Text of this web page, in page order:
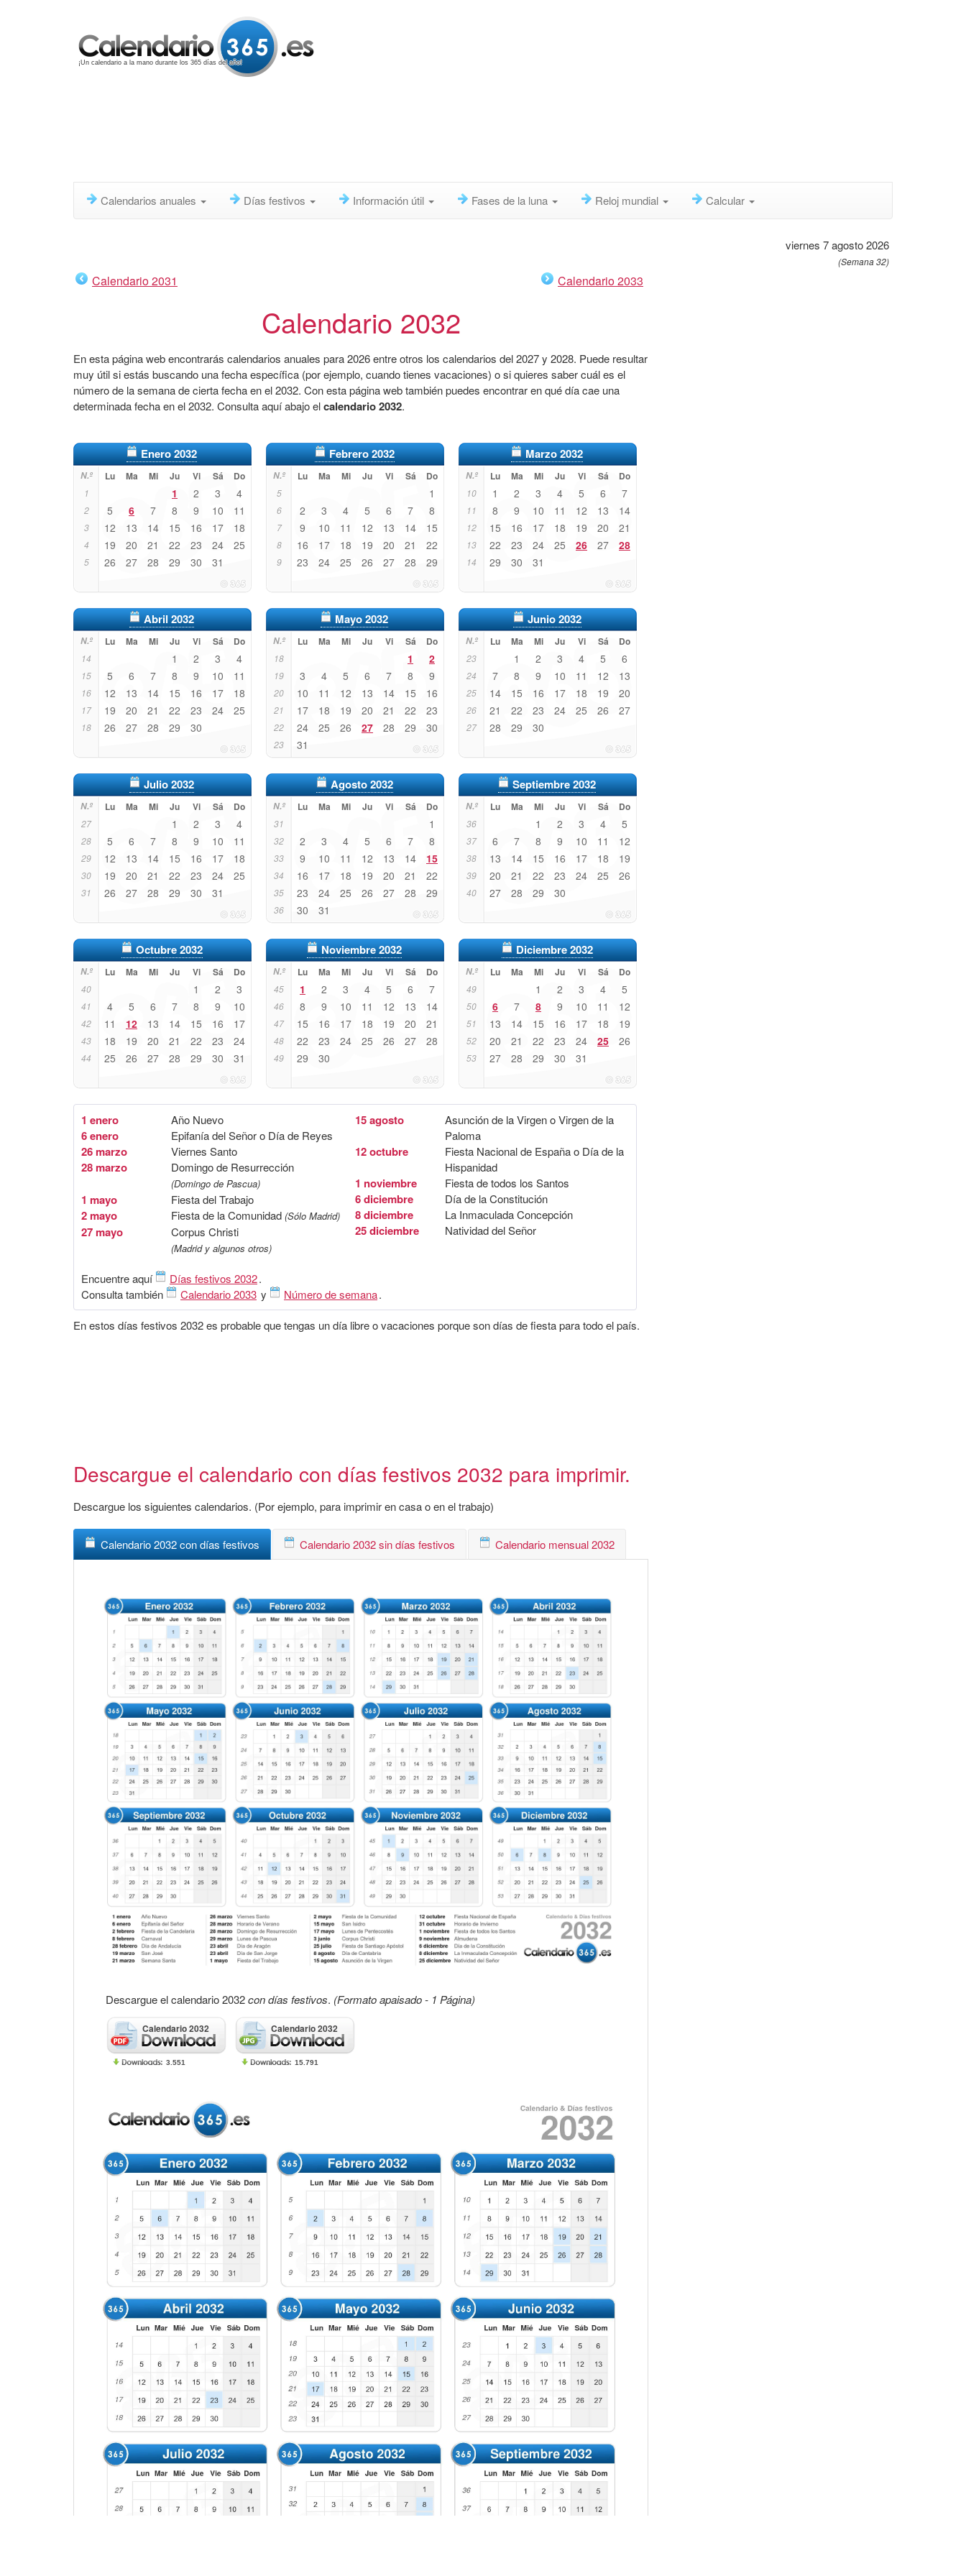
¡Un calendario a la mano durante los 365 días del año!
Calendarios anuales Días festivos Información útil Fases de la luna Reloj mundial Calcular
viernes 7 agosto 2026
(Semana 32)
Calendario 2031 Calendario 2033
Calendario 2032
En esta página web encontrarás calendarios anuales para 2026 entre otros los calendarios del 2027 y 2028. Puede resultar
muy útil si estás buscando una fecha específica (por ejemplo, cuando tienes vacaciones) o si quieres saber cuál es el
número de la semana de cierta fecha en el 2032. Con esta página web también puedes encontrar en qué día cae una
determinada fecha en el 2032. Consulta aquí abajo elcalendario 2032.
Enero 2032
N.º Lu Ma Mi Ju Vi Sá Do
1 1 2 3 4
2 5 6 7 8 9 10 11
3 12 13 14 15 16 17 18
4 19 20 21 22 23 24 25
5 26 27 28 29 30 31
Febrero 2032
N.º Lu Ma Mi Ju Vi Sá Do
5 1
6 2 3 4 5 6 7 8
7 9 10 11 12 13 14 15
8 16 17 18 19 20 21 22
9 23 24 25 26 27 28 29
Marzo 2032
N.º Lu Ma Mi Ju Vi Sá Do
10 1 2 3 4 5 6 7
11 8 9 10 11 12 13 14
12 15 16 17 18 19 20 21
13 22 23 24 25 26 27 28
14 29 30 31
Abril 2032
N.º Lu Ma Mi Ju Vi Sá Do
14 1 2 3 4
15 5 6 7 8 9 10 11
16 12 13 14 15 16 17 18
17 19 20 21 22 23 24 25
18 26 27 28 29 30
Mayo 2032
N.º Lu Ma Mi Ju Vi Sá Do
18 1 2
19 3 4 5 6 7 8 9
20 10 11 12 13 14 15 16
21 17 18 19 20 21 22 23
22 24 25 26 27 28 29 30
23 31
Junio 2032
N.º Lu Ma Mi Ju Vi Sá Do
23 1 2 3 4 5 6
24 7 8 9 10 11 12 13
25 14 15 16 17 18 19 20
26 21 22 23 24 25 26 27
27 28 29 30
Julio 2032
N.º Lu Ma Mi Ju Vi Sá Do
27 1 2 3 4
28 5 6 7 8 9 10 11
29 12 13 14 15 16 17 18
30 19 20 21 22 23 24 25
31 26 27 28 29 30 31
Agosto 2032
N.º Lu Ma Mi Ju Vi Sá Do
31 1
32 2 3 4 5 6 7 8
33 9 10 11 12 13 14 15
34 16 17 18 19 20 21 22
35 23 24 25 26 27 28 29
36 30 31
Septiembre 2032
N.º Lu Ma Mi Ju Vi Sá Do
36 1 2 3 4 5
37 6 7 8 9 10 11 12
38 13 14 15 16 17 18 19
39 20 21 22 23 24 25 26
40 27 28 29 30
Octubre 2032
N.º Lu Ma Mi Ju Vi Sá Do
40 1 2 3
41 4 5 6 7 8 9 10
42 11 12 13 14 15 16 17
43 18 19 20 21 22 23 24
44 25 26 27 28 29 30 31
Noviembre 2032
N.º Lu Ma Mi Ju Vi Sá Do
45 1 2 3 4 5 6 7
46 8 9 10 11 12 13 14
47 15 16 17 18 19 20 21
48 22 23 24 25 26 27 28
49 29 30
Diciembre 2032
N.º Lu Ma Mi Ju Vi Sá Do
49 1 2 3 4 5
50 6 7 8 9 10 11 12
51 13 14 15 16 17 18 19
52 20 21 22 23 24 25 26
53 27 28 29 30 31
1 enero Año Nuevo
6 enero Epifanía del Señor o Día de Reyes
26 marzo Viernes Santo
28 marzo Domingo de Resurrección
(Domingo de Pascua)
1 mayo Fiesta del Trabajo
2 mayo Fiesta de la Comunidad (Sólo Madrid)
27 mayo Corpus Christi
(Madrid y algunos otros)
15 agosto
Asunción de la Virgen o Virgen de la
Paloma
12 octubre
Fiesta Nacional de España o Día de la
Hispanidad
1 noviembre Fiesta de todos los Santos
6 diciembre Día de la Constitución
8 diciembre La Inmaculada Concepción
25 diciembre Natividad del Señor
Encuentre aquí Días festivos 2032.
Consulta también
Calendario 2033 y Número de semana.
En estos días festivos 2032 es probable que tengas un día libre o vacaciones porque son días de fiesta para todo el país.
Descargue el calendario con días festivos 2032 para imprimir.
Descargue los siguientes calendarios. (Por ejemplo, para imprimir en casa o en el trabajo)
Calendario 2032 con días festivos Calendario 2032 sin días festivos Calendario mensual 2032
Descargue el calendario 2032con días festivos. (Formato apaisado - 1 Página)
Calendario 2032
3.551
Calendario 2032
15.791